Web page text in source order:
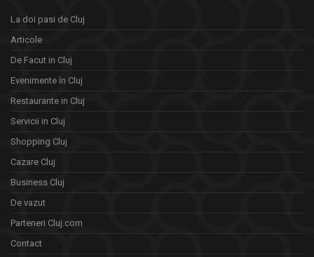
La doi pasi de Cluj
Articole
De Facut in Cluj
Evenimente în Cluj
Restaurante in Cluj
Servicii in Cluj
Shopping Cluj
Cazare Cluj
Business Cluj
De vazut
Parteneri Cluj.com
Contact